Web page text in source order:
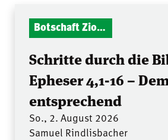
Botschaft Zionshalle
Schritte durch die
Epheser 4,1-16 –
entsprechend
So., 2. August 2026
Samuel Rindlisbacher